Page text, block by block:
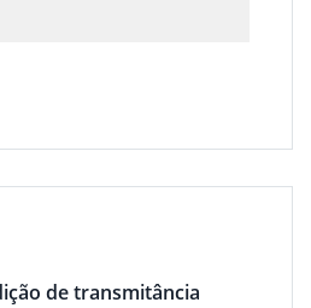
de transmitância